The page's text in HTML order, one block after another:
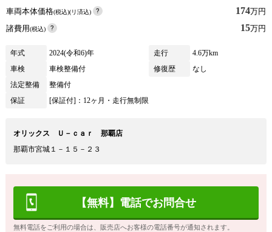
車両本体価格(税込)(リ済込) 174万円
諸費用(税込) 15万円
年式 2024(令和6)年 走行
4.6万km
車検
車検整備付 修復歴
なし
法定整備
整備付
保証
[保証付]：12ヶ月・走行無制限
オリックス Ｕ－ｃａｒ 那覇店
那覇市宮城１－１５－２３
【無料】電話でお問合せ
無料電話をご利用の場合は、販売店へお客様の電話番号が通知されます。